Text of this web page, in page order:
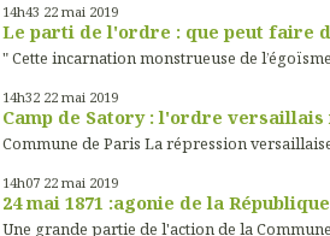
14h43 22 mai 2019
Le parti de l'ordre : que peut faire
" Cette incarnation monstrueuse de
14h32 22 mai 2019
Camp de Satory : l'ordre versaillais
Commune de Paris La répression
14h07 22 mai 2019
24 mai 1871 :agonie de la
Une grande partie de l'action de la